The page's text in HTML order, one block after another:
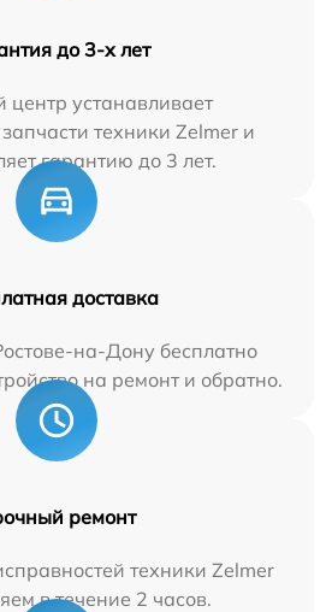
до 3-х лет
центр устанавливает
техники Zelmer и
гарантию до 3 лет.
доставка
на-Дону бесплатно
на ремонт и обратно.
ремонт
техники Zelmer
в течение 2 часов.